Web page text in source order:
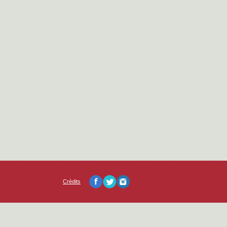
Crèdits